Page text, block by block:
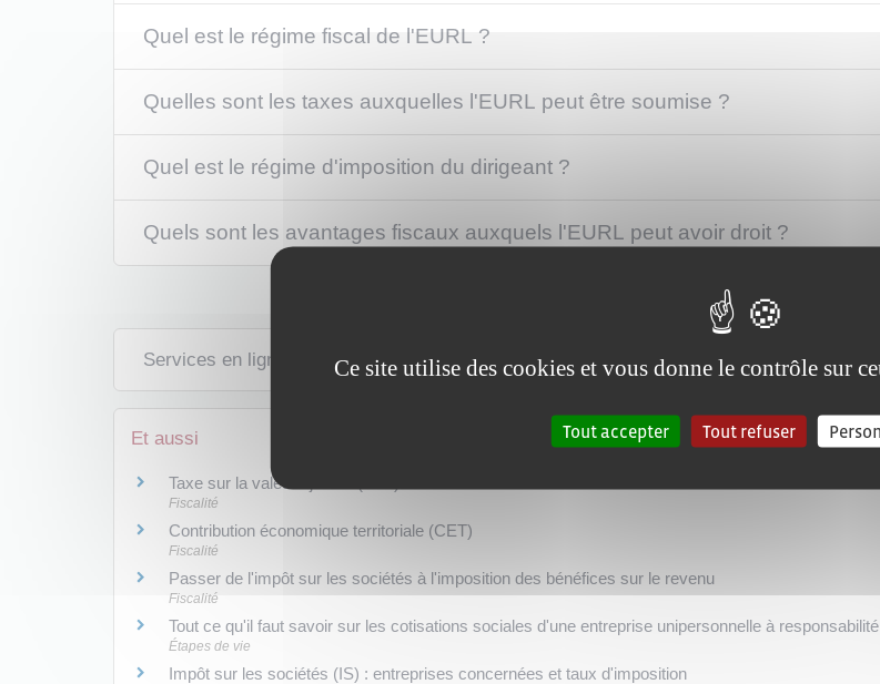
Quel est le régime fiscal de l'EURL ?
Quelles sont les taxes auxquelles l'EURL peut être soumise ?
Quel est le régime d'imposition du dirigeant ?
Quels sont les avantages fiscaux auxquels l'EURL peut avoir droit ?
Services en ligne et formulaires
Et aussi
Taxe sur la valeur ajoutée (TVA)
Fiscalité
Contribution économique territoriale (CET)
Fiscalité
Passer de l'impôt sur les sociétés à l'imposition des bénéfices sur le revenu
Fiscalité
Tout ce qu'il faut savoir sur les cotisations sociales d'une entreprise unipersonnelle à
Étapes de vie
Impôt sur les sociétés (IS) : entreprises concernées et taux d'imposition
Ce site utilise des cookies et vous donne le contrôle sur
Tout accepter Tout refuser